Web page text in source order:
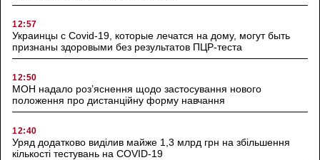
12:57
Украинцы с Covid-19, которые лечатся на дому, могут быть
признаны здоровыми без результатов ПЦР-теста
12:50
МОН надало роз’яснення щодо застосування нового
положення про дистанційну форму навчання
12:40
Уряд додатково виділив майже 1,3 млрд грн на збільшення
кількості тестувань на COVID-19